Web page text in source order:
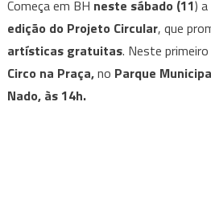
Começa em BH neste sábado (11)
edição do Projeto Circular, que
artísticas gratuitas. Neste
Circo na Praça,no Parque
Nado, às 14h.